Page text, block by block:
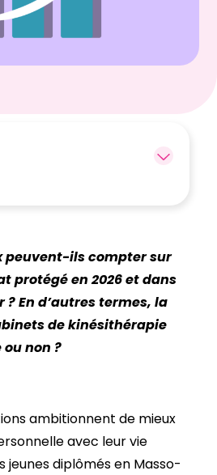
peuvent-ils compter sur
protégé en 2026 et dans
? En d’autres termes, la
de kinésithérapie
non ?
ambitionnent de mieux
avec leur vie
jeunes diplômés en Masso-